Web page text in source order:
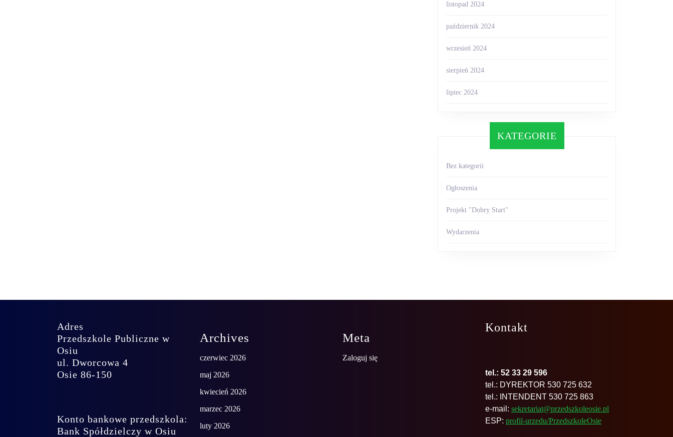
listopad 2024
październik 2024
wrzesień 2024
sierpień 2024
lipiec 2024
KATEGORIE
Bez kategorii
Ogłoszenia
Projekt "Dobry Start"
Wydarzenia
Adres
Przedszkole Publiczne w
Osiu
ul. Dworcowa 4
Osie 86-150
Konto bankowe przedszkola:
Bank Spółdzielczy w Osiu
Archives
czerwiec 2026
maj 2026
kwiecień 2026
marzec 2026
luty 2026
Meta
Zaloguj się
Kontakt
tel.: 52 33 29 596
tel.: DYREKTOR 530 725 632
tel.: INTENDENT 530 725 863
e-mail: sekretariat@przedszkoleosie.pl
ESP: profil-urzedu/PrzedszkoleOsie